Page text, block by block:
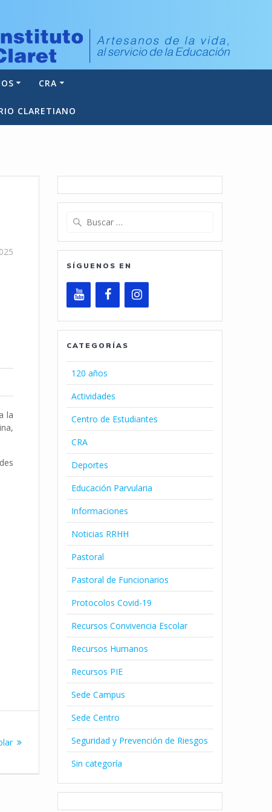
CRA
CLARETIANO
la
Buscar:
SÍGUENOS EN
CATEGORÍAS
120 años
Actividades
Centro de Estudiantes
CRA
Deportes
Educación Parvularia
Informaciones
Noticias RRHH
Pastoral
Pastoral de Funcionarios
Protocolos Covid-19
Recursos Convivencia Escolar
Recursos Humanos
Recursos PIE
Sede Campus
Sede Centro
Seguridad y Prevención de Riesgos
Sin categoría